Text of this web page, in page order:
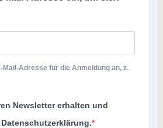
Mail-Adresse für die Anmeldung an, z.
Newsletter erhalten und